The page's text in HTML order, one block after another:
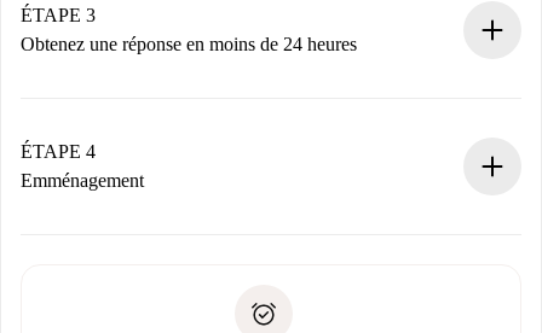
Nous ne vous facturerons rien tant que le propriétaire
n’aura pas accepté.
ÉTAPE 3
Obtenez une réponse en moins de 24 heures
contact avec le propriétaire.
Si refusé : aucun prélèvement et nous vous proposerons
Justificatif de solvabilité
ÉTAPE 4
Emménagement
uniquement si aucun problème n'est signalé.